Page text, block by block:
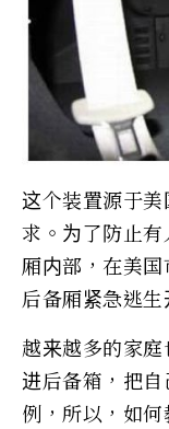
这个装置源于
求。为了防止
厢内部，在美
后备厢紧急逃生
越来越多的家
进后备箱，把
例，所以，如